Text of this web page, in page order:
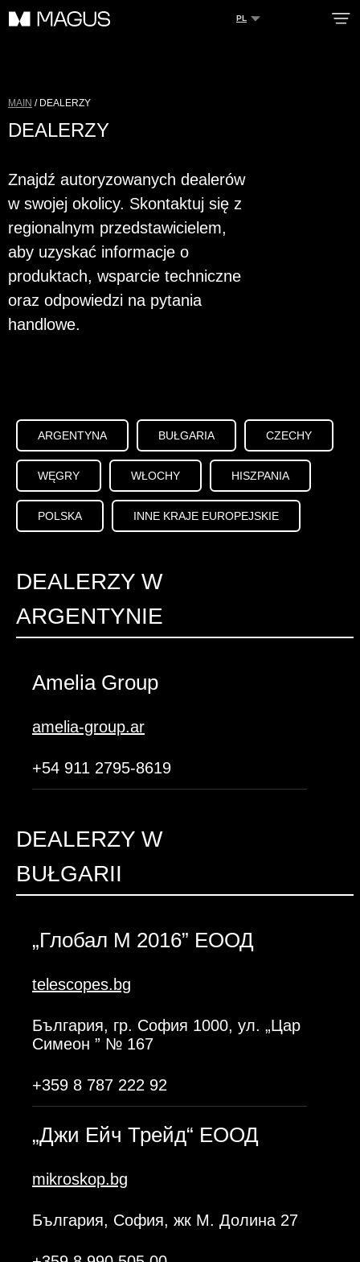
PL
INFORMACJE
KATALOG
WIADOMOŚCI
+48 794 000 194
Skontaktuj się z nami:
E-mail
ZALETY
KONTAKT
DEALERZY
ZASTOSOWANIE
PROFESJONALNE
MAIN / DEALERZY
DEALERZY
Znajdź autoryzowanych dealerów
w swojej okolicy. Skontaktuj się z
regionalnym przedstawicielem,
aby uzyskać informacje o
produktach, wsparcie techniczne
oraz odpowiedzi na pytania
handlowe.
ARGENTYNA BUŁGARIA CZECHY
WĘGRY WŁOCHY HISZPANIA
POLSKA INNE KRAJE EUROPEJSKIE
DEALERZY W
ARGENTYNIE
Amelia Group
amelia-group.ar
+54 911 2795-8619
DEALERZY W
BUŁGARII
„Глобал М 2016” ЕООД
telescopes.bg
България, гр. София 1000, ул. „Цар
Симеон ” № 167
+359 8 787 222 92
„Джи Ейч Трейд“ ЕООД
mikroskop.bg
България, София, жк М. Долина 27